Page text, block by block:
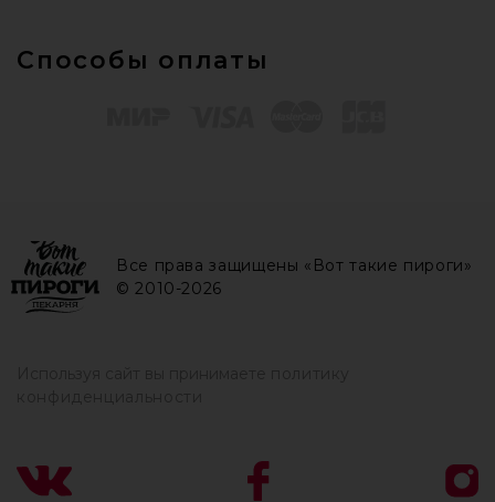
Способы оплаты
Все права защищены «Вот такие пироги»
© 2010-2026